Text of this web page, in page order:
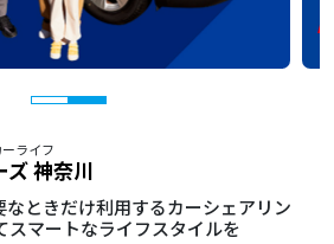
ライフ
ズ 神奈川
ときだけ利用するカーシェアリン
スマートなライフスタイルを